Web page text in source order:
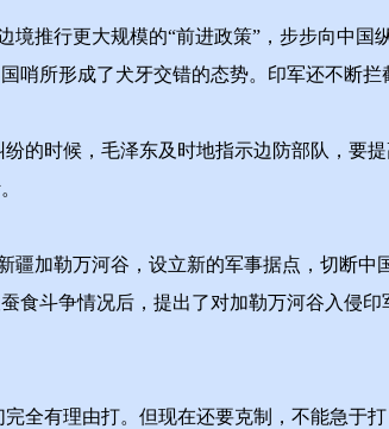
推行更大规模的“前进政策”，步步向中国
哨所形成了犬牙交错的态势。印军还不断
时候，毛泽东及时地指示边防部队，要提
勒万河谷，设立新的军事据点，切断中
食斗争情况后，提出了对加勒万河谷入侵
有理由打。但现在还要克制，不能急于